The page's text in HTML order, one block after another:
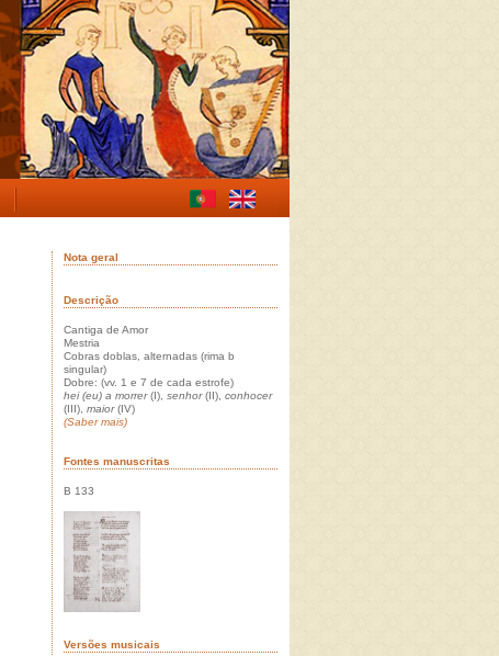
Nota geral
Descrição
Cantiga de Amor
Mestria
Cobras doblas, alternadas (rima b
singular)
Dobre: (vv. 1 e 7 de cada estrofe)
hei (eu) a morrer(I), senhor(II), conhocer
(III), maior(IV)
(Saber mais)
Fontes manuscritas
B 133
Versões musicais